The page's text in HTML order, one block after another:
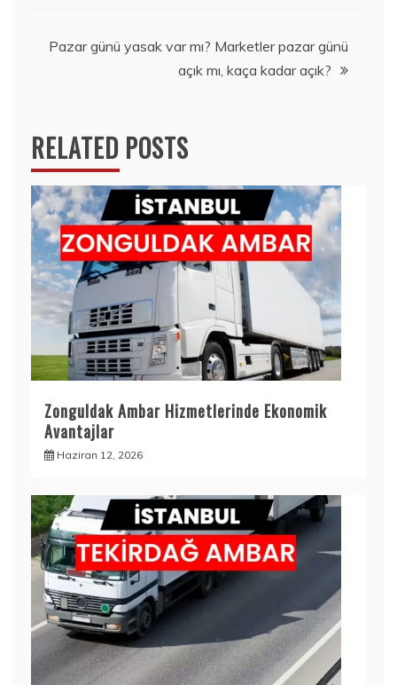
Pazar günü yasak var mı? Marketler pazar günü
açık mı, kaça kadar açık?
RELATED POSTS
Zonguldak Ambar Hizmetlerinde Ekonomik
Avantajlar
Haziran 12, 2026